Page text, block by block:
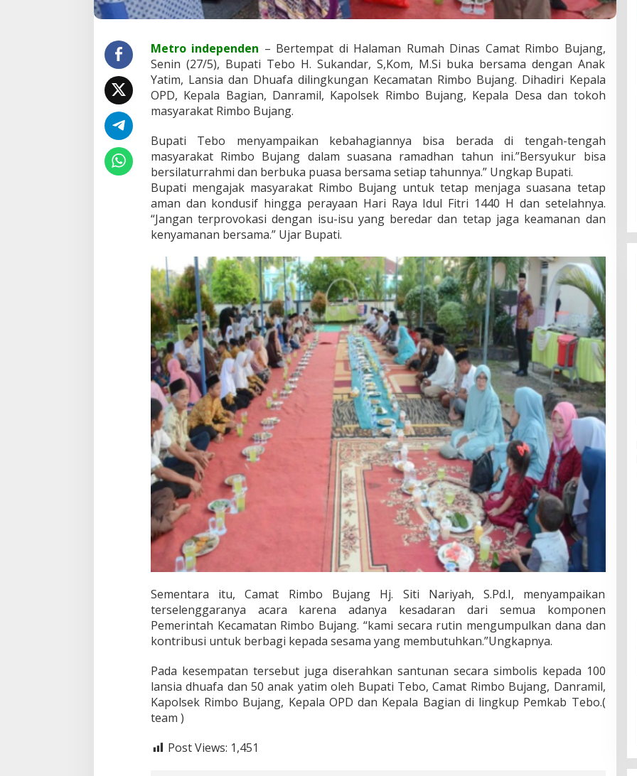
a
h
u
f
a
d
R
m
b
o
B
u
a
g
Metro independen – Bertempat di Halaman Rumah Dinas Camat Rimbo Bujang,
Senin (27/5), Bupati Tebo H. Sukandar, S,Kom, M.Si buka bersama dengan Anak
Yatim, Lansia dan Dhuafa dilingkungan Kecamatan Rimbo Bujang. Dihadiri Kepala
OPD, Kepala Bagian, Danramil, Kapolsek Rimbo Bujang, Kepala Desa dan tokoh
masyarakat Rimbo Bujang.
Bupati Tebo menyampaikan kebahagiannya bisa berada di tengah-tengah
masyarakat Rimbo Bujang dalam suasana ramadhan tahun ini.”Bersyukur bisa
bersilaturrahmi dan berbuka puasa bersama setiap tahunnya.” Ungkap Bupati.
Bupati mengajak masyarakat Rimbo Bujang untuk tetap menjaga suasana tetap
aman dan kondusif hingga perayaan Hari Raya Idul Fitri 1440 H dan setelahnya.
“Jangan terprovokasi dengan isu-isu yang beredar dan tetap jaga keamanan dan
kenyamanan bersama.” Ujar Bupati.
Sementara itu, Camat Rimbo Bujang Hj. Siti Nariyah, S.Pd.I, menyampaikan
terselenggaranya acara karena adanya kesadaran dari semua komponen
Pemerintah Kecamatan Rimbo Bujang. “kami secara rutin mengumpulkan dana dan
kontribusi untuk berbagi kepada sesama yang membutuhkan.”Ungkapnya.
Pada kesempatan tersebut juga diserahkan santunan secara simbolis kepada 100
lansia dhuafa dan 50 anak yatim oleh Bupati Tebo, Camat Rimbo Bujang, Danramil,
Kapolsek Rimbo Bujang, Kepala OPD dan Kepala Bagian di lingkup Pemkab Tebo.(
team )
Post Views: 1,451